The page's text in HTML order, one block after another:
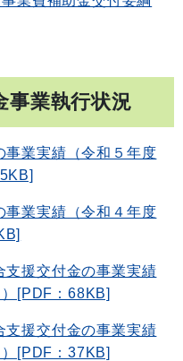
事業執行状況
事業実績（令和５年度
事業実績（令和４年度
支援交付金の事業実績
）[PDF：68KB]
支援交付金の事業実績
）[PDF：37KB]